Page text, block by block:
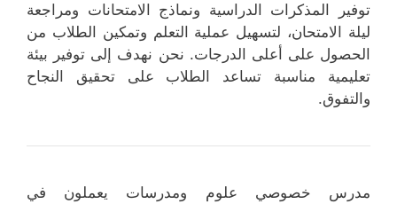
توفير المذكرات الدراسية ونماذج الامتحانات ومراجعة
ليلة الامتحان، لتسهيل عملية التعلم وتمكين الطلاب من
الحصول على أعلى الدرجات. نحن نهدف إلى توفير بيئة
تعليمية مناسبة تساعد الطلاب على تحقيق النجاح
والتفوق.
مدرس خصوصي علوم ومدرسات يعملون في